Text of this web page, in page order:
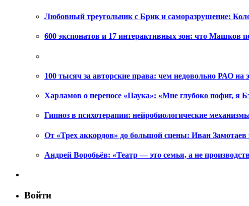
Любовный треугольник с Брик и саморазрушение:
600 экспонатов и 17 интерактивных зон: что Машков
100 тысяч за авторские права: чем недовольно РАО на
Харламов о переносе «Паука»: «Мне глубоко пофиг, я
Гипноз в психотерапии: нейробиологические
От «Трех аккордов» до большой сцены: Иван Замотаев
Андрей Воробьёв: «Театр — это семья, а не
Войти